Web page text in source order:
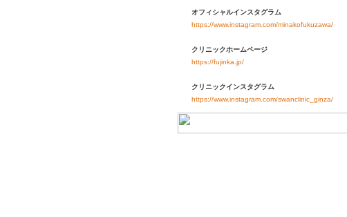
オフィシャルインスタグラム
https://www.instagram.com/minakofukuzawa/
クリニックホームページ
https://fujinka.jp/
クリニックインスタグラム
https://www.instagram.com/swanclinic_ginza/